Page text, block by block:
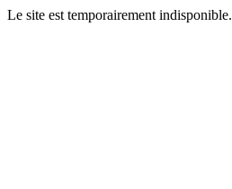
Le site est temporairement indisponible.